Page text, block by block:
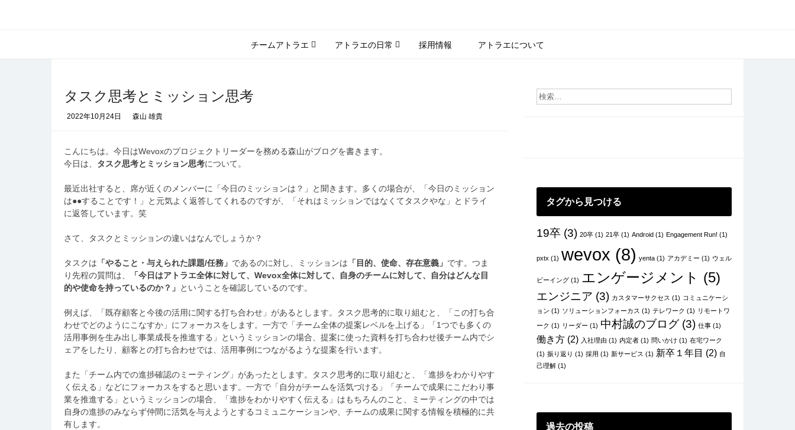
チームアトラエ アトラエの日常 採用情報 アトラエについて
タスク思考とミッション思考
2022年10月24日 森山 雄貴
こんにちは。今日はWevoxのプロジェクトリーダーを務める森山がブログを書きます。
今日は、 タスク思考とミッション思考について。
最近出社すると、席が近くのメンバーに「今日のミッションは？」と聞きます。多くの場合が、「今日のミッション
は●●することです！」と元気よく返答してくれるのですが、「それはミッションではなくてタスクやな」とドライ
に返答しています。笑
さて、タスクとミッションの違いはなんでしょうか？
タスクは 「やること・与えられた課題/任務」 であるのに対し、ミッションは 「目的、使命、存在意義」 です。つま
り先程の質問は、
「今日はアトラエ全体に対して、Wevox全体に対して、自身のチームに対して、自分はどんな目
的や使命を持っているのか？」 ということを確認しているのです。
例えば、「既存顧客と今後の活用に関する打ち合わせ」があるとします。タスク思考的に取り組むと、「この打ち合
わせでどのようにこなすか」にフォーカスをします。一方で「チーム全体の提案レベルを上げる」「1つでも多くの
活用事例を生み出し事業成長を推進する」というミッションの場合、提案に使った資料を打ち合わせ後チーム内でシ
ェアをしたり、顧客との打ち合わせでは、活用事例につながるような提案を行います。
また「チーム内での進捗確認のミーティング」があったとします。タスク思考的に取り組むと、「進捗をわかりやす
く伝える」などにフォーカスをすると思います。一方で「自分がチームを活気づける」「チームで成果にこだわり事
業を推進する」というミッションの場合、「進捗をわかりやすく伝える」はもちろんのこと、ミーティングの中では
自身の進捗のみならず仲間に活気を与えようとするコミュニケーションや、チームの成果に関する情報を積極的に共
有します。
タグから見つける
19卒(3) 20卒(1) 21卒(1) Android(1) Engagement Run! (1)
pxtx (1) wevox (8) yenta(1) アカデミー (1) ウェル
ビーイング(1) エンゲージメント (5)
エンジニア (3) カスタマーサクセス (1) コミュニケーシ
ョン (1) ソリューションフォーカス (1) テレワーク (1) リモートワ
ーク (1) リーダー (1) 中村誠のブログ(3) 仕事(1)
働き方(2) 入社理由 (1) 内定者(1) 問いかけ (1) 在宅ワーク
(1) 振り返り (1) 採用 (1) 新サービス (1) 新卒１年目 (2) 自
己理解(1)
過去の投稿